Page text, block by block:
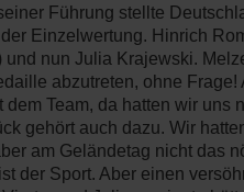
Führung stellte
Einzelwertung. Hinrich
nun Julia Krajewski.
abzutreten, ohne
Team, da hatten wir uns
gehört auch dazu. Wir
am Geländetag nicht das
der Sport. Aber einen